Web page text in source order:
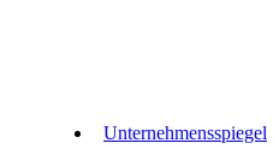
Unternehmensspiegel